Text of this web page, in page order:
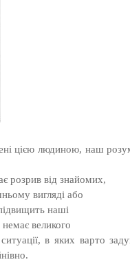
цією людиною, наш
розрив від знайомих,
вигляді або
наші
великого
в яких варто